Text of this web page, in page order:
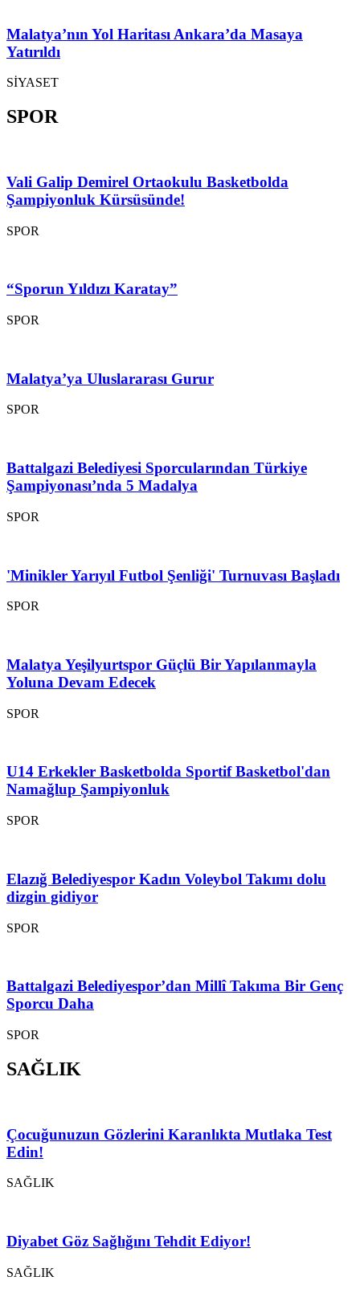
Malatya’nın Yol Haritası Ankara’da Masaya
Yatırıldı
SİYASET
SPOR
Vali Galip Demirel Ortaokulu Basketbolda
Şampiyonluk Kürsüsünde!
SPOR
“Sporun Yıldızı Karatay”
SPOR
Malatya’ya Uluslararası Gurur
SPOR
Battalgazi Belediyesi Sporcularından Türkiye
Şampiyonası’nda 5 Madalya
SPOR
'Minikler Yarıyıl Futbol Şenliği' Turnuvası Başladı
SPOR
Malatya Yeşilyurtspor Güçlü Bir Yapılanmayla
Yoluna Devam Edecek
SPOR
U14 Erkekler Basketbolda Sportif Basketbol'dan
Namağlup Şampiyonluk
SPOR
Elazığ Belediyespor Kadın Voleybol Takımı dolu
dizgin gidiyor
SPOR
Battalgazi Belediyespor’dan Millî Takıma Bir Genç
Sporcu Daha
SPOR
SAĞLIK
Çocuğunuzun Gözlerini Karanlıkta Mutlaka Test
Edin!
SAĞLIK
Diyabet Göz Sağlığını Tehdit Ediyor!
SAĞLIK